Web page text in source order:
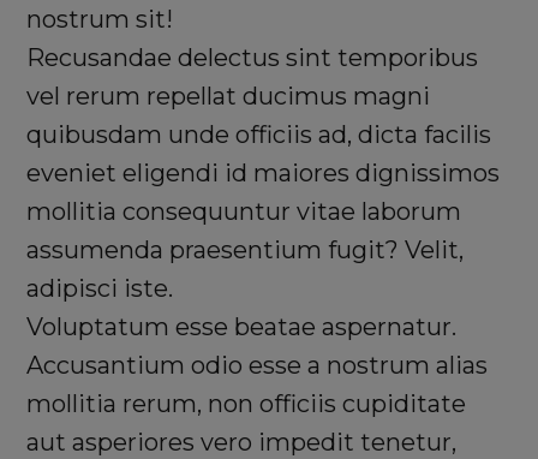
nostrum sit!
Recusandae delectus sint temporibus
vel rerum repellat ducimus magni
quibusdam unde officiis ad, dicta facilis
eveniet eligendi id maiores dignissimos
mollitia consequuntur vitae laborum
assumenda praesentium fugit? Velit,
adipisci iste.
Voluptatum esse beatae aspernatur.
Accusantium odio esse a nostrum alias
mollitia rerum, non officiis cupiditate
aut asperiores vero impedit tenetur,